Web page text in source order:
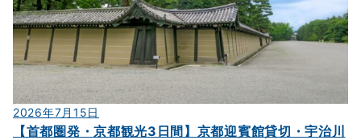
2026年7月15日
【首都圏発・京都観光3日間】京都迎賓館貸切・宇治川